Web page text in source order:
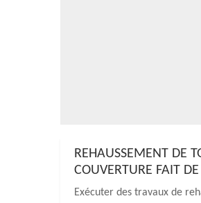
REHAUSSEMENT DE
COUVERTURE FAIT
Exécuter des travaux de